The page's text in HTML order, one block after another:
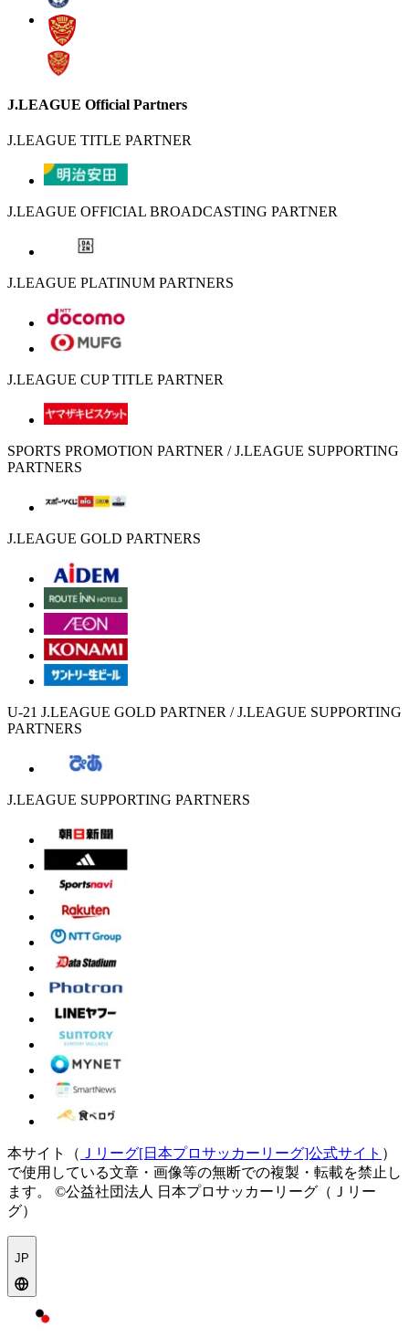
J.LEAGUE Official Partners
J.LEAGUE TITLE PARTNER
J.LEAGUE OFFICIAL BROADCASTING PARTNER
J.LEAGUE PLATINUM PARTNERS
J.LEAGUE CUP TITLE PARTNER
SPORTS PROMOTION PARTNER / J.LEAGUE SUPPORTING
PARTNERS
J.LEAGUE GOLD PARTNERS
U-21 J.LEAGUE GOLD PARTNER / J.LEAGUE SUPPORTING
PARTNERS
J.LEAGUE SUPPORTING PARTNERS
本サイト（ Ｊリーグ[日本プロサッカーリーグ]公式サイト ）
で使用している文章・画像等の無断での複製・転載を禁止し
ます。
©公益社団法人 日本プロサッカーリーグ（Ｊリー
グ）
JP